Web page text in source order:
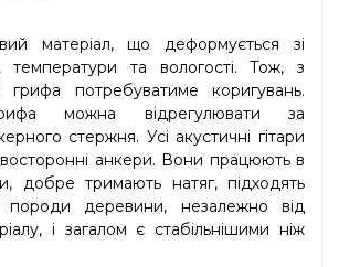
матеріал, що деформується зі
температури та вологості. Тож, з
потребуватиме коригувань.
можна відрегулювати за
стержня. Усі акустичні гітари
анкери. Вони працюють в
добре тримають натяг, підходять
породи деревини, незалежно від
і загалом є стабільнішими ніж